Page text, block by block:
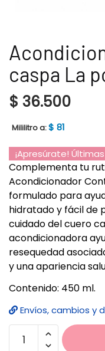
caspa La
$ 36.500
Mililitro a:$ 81
¡Apresúrate!
Complementa tu
Acondicionador
formulado para
hidratado y fácil de
cuidado del cuero
acondicionadora
resequedad
y una apariencia
Contenido: 450 ml.
Envíos, cambios y